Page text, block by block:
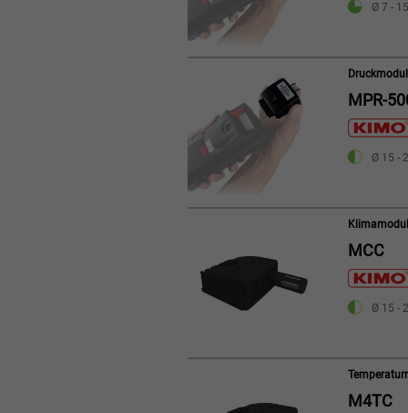
Ø 7 -
MPR-
Ø 15 -
MCC
Ø 15 -
M4TC